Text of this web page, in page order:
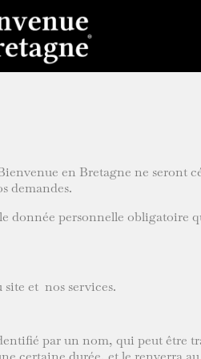
en Bretagne ne seront
demandes.
personnelle obligatoire
et nos services.
par un nom, qui peut être